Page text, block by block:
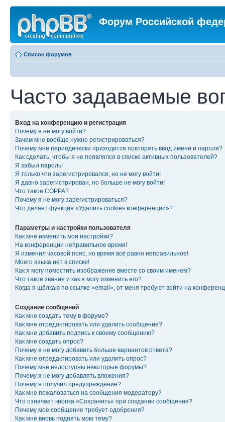
Форум Российской
Список форумов
Часто задаваемые
Вход на конференцию и регистрация
Почему я не могу войти?
Зачем мне вообще нужно регистрироваться?
Почему мне периодически приходится повторять ввод имени и пароля?
Как сделать, чтобы я не появлялся в списке активных пользователей?
Я забыл пароль!
Я только что зарегистрировался, но не могу войти!
Я давно зарегистрирован, но больше не могу войти!
Что такое COPPA?
Почему я не могу зарегистрироваться?
Что делает функция «Удалить cookies конференции»?
Параметры и настройки пользователя
Как мне изменить мои настройки?
На конференции неправильное время!
Я изменил часовой пояс, но время всё равно неправильное!
Моего языка нет в списке!
Как я могу поместить изображение вместе со своим именем?
Что такое звание и как я могу изменить его?
Когда я щёлкаю по ссылке «email», от меня требуют войти на
Создание сообщений
Как мне создать тему в форуме?
Как мне отредактировать или удалить сообщение?
Как мне добавить подпись к своему сообщению?
Как мне создать опрос?
Почему я не могу добавить больше вариантов ответа?
Как мне отредактировать или удалить опрос?
Почему мне недоступны некоторые форумы?
Почему я не могу добавлять вложения?
Почему я получил предупреждение?
Как мне пожаловаться на сообщения модератору?
Что означает кнопка «Сохранить» при создании сообщения?
Почему моё сообщение требует одобрения?
Как мне вновь поднять мою тему?